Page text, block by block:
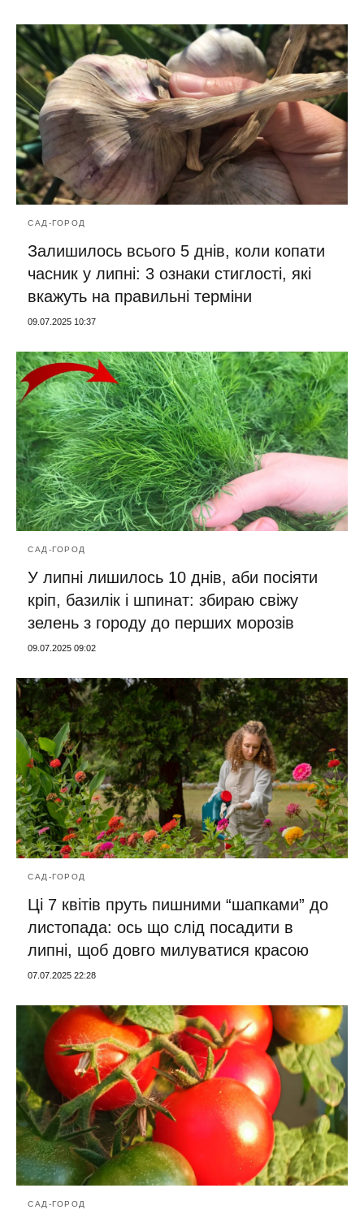
САД-ГОРОД
Залишилось всього 5 днів, коли копати
часник у липні: 3 ознаки стиглості, які
вкажуть на правильні терміни
09.07.2025 10:37
САД-ГОРОД
У липні лишилось 10 днів, аби посіяти
кріп, базилік і шпинат: збираю свіжу
зелень з городу до перших морозів
09.07.2025 09:02
САД-ГОРОД
Ці 7 квітів пруть пишними “шапками” до
листопада: ось що слід посадити в
липні, щоб довго милуватися красою
07.07.2025 22:28
САД-ГОРОД